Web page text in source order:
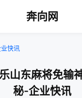
奔向网
快讯
山东麻将免输
秘-企业快讯